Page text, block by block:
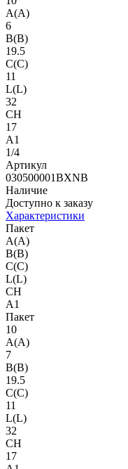
A(A)
6
B(B)
19.5
C(C)
11
L(L)
32
CH
17
A1
1/4
Артикул
030500001BXNB
Наличие
Доступно к заказу
Характеристики
Пакет
A(A)
B(B)
C(C)
L(L)
CH
A1
Пакет
10
A(A)
7
B(B)
19.5
C(C)
11
L(L)
32
CH
17